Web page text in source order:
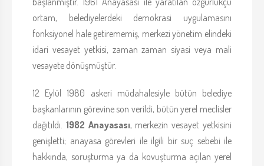
ortam, belediyelerdeki demokrasi uygulamasını
fonksiyonel hale getirememiş, merkezi yönetim elindeki
idari vesayet yetkisi, zaman zaman siyasi veya mali
vesayete dönüşmüştür.
12 Eylül 1980 askeri müdahalesiyle bütün belediye
başkanlarının görevine son verildi, bütün yerel meclisler
dağıtıldı. 1982 Anayasası, merkezin vesayet yetkisini
genişletti; anayasa görevleri ile ilgili bir suç sebebi ile
hakkında, soruşturma ya da kovuşturma açılan yerel